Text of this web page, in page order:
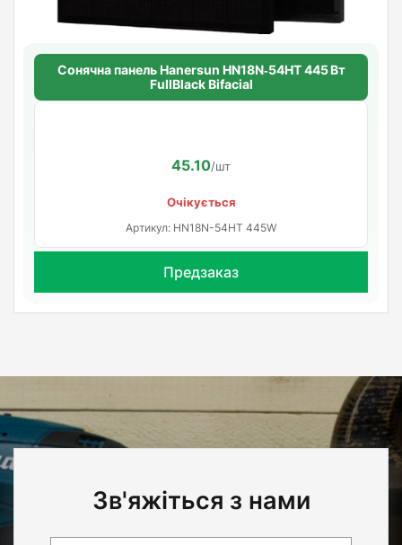
Сонячна панель Hanersun HN18N‑54HT 445 Вт
FullBlack Bifacial
45.10/шт
Очікується
Артикул: HN18N-54HT 445W
Предзаказ
Зв'яжіться з нами